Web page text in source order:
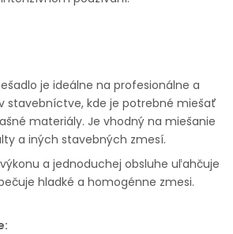
je ideálne na profesionálne a
stavebníctve, kde je potrebné miešať
materiály. Je vhodný na miešanie
a iných stavebných zmesí.
a jednoduchej obsluhe uľahčuje
hladké a homogénne zmesi.